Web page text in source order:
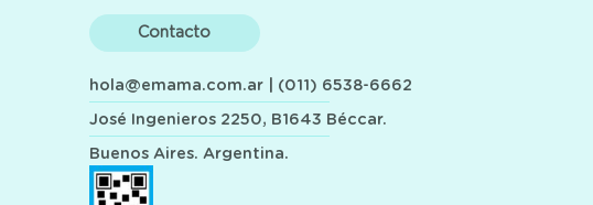
Contacto
hola@emama.com.ar| (011) 6538-6662
José Ingenieros 2250, B1643 Béccar.
Buenos Aires. Argentina.